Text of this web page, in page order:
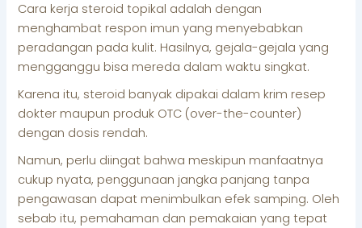
Cara kerja steroid topikal adalah dengan
menghambat respon imun yang menyebabkan
peradangan pada kulit. Hasilnya, gejala-gejala yang
mengganggu bisa mereda dalam waktu singkat.
Karena itu, steroid banyak dipakai dalam krim resep
dokter maupun produk OTC (over-the-counter)
dengan dosis rendah.
Namun, perlu diingat bahwa meskipun manfaatnya
cukup nyata, penggunaan jangka panjang tanpa
pengawasan dapat menimbulkan efek samping. Oleh
sebab itu, pemahaman dan pemakaian yang tepat